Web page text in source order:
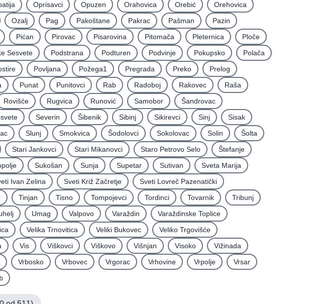
Oprisavci Opuzen Orahovica Orebić
Orehovica
Ozalj Pag Pakoštane Pakrac Pašman
Pazin
Pićan Pirovac Pisarovina Pitomača Pleternica
Ploče
Sesvete Podstrana Podturen Podvinje Pokupsko
Polača
Povljana Požega1 Pregrada Preko
Prelog
Punat Punitovci Rab Radoboj Rakovec
Raša
Rovišće Rugvica Runović Samobor
Šandrovac
Severin Šibenik Sibinj Sikirevci Sinj
Sisak
Slunj Smokvica Šodolovci Sokolovac Solin
Šolta
Stari Jankovci Stari Mikanovci Staro Petrovo Selo
Štefanje
Sukošan Sunja Supetar Sutivan
Sveta Marija
Ivan Zelina Sveti Križ Začretje
Sveti Lovreč Pazenatički
Tinjan Tisno Tompojevci Tordinci Tovarnik
Tribunj
Umag Valpovo Varaždin
Varaždinske Toplice
Velika Trnovitica Veliki Bukovec
Veliko Trgovišće
Vis Viškovci Viškovo Višnjan Visoko
Vižinada
Vrbosko Vrbovec Vrgorac Vrhovine Vrpolje
Vrsar